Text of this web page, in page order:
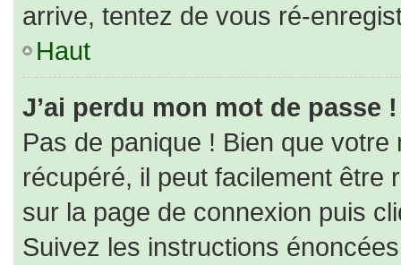
arrive, tentez de vous ré-
Haut
J’ai perdu mon mot de passe !
Pas de panique ! Bien que
récupéré, il peut facilement être
sur la page de connexion puis
Suivez les instructions